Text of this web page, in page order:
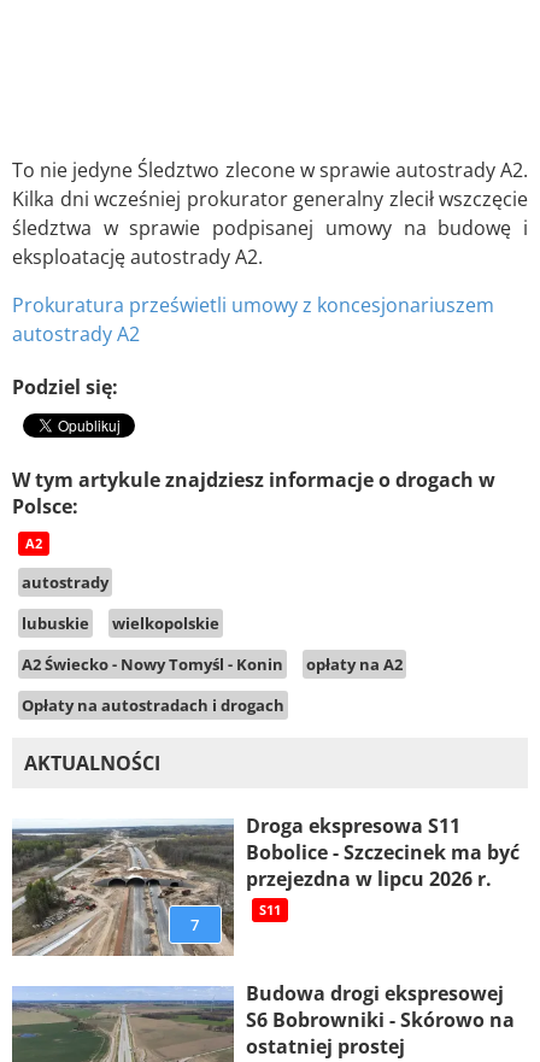
To nie jedyne Śledztwo zlecone w sprawie autostrady A2.
Kilka dni wcześniej prokurator generalny zlecił wszczęcie
śledztwa w sprawie podpisanej umowy na budowę i
eksploatację autostrady A2.
Prokuratura prześwietli umowy z koncesjonariuszem
autostrady A2
Podziel się:
W tym artykule znajdziesz informacje o drogach w
Polsce:
A2
autostrady
lubuskie
wielkopolskie
A2 Świecko - Nowy Tomyśl - Konin
opłaty na A2
Opłaty na autostradach i drogach
AKTUALNOŚCI
7
Droga ekspresowa S11
Bobolice - Szczecinek ma być
przejezdna w lipcu 2026 r.
S11
Budowa drogi ekspresowej
S6 Bobrowniki - Skórowo na
ostatniej prostej